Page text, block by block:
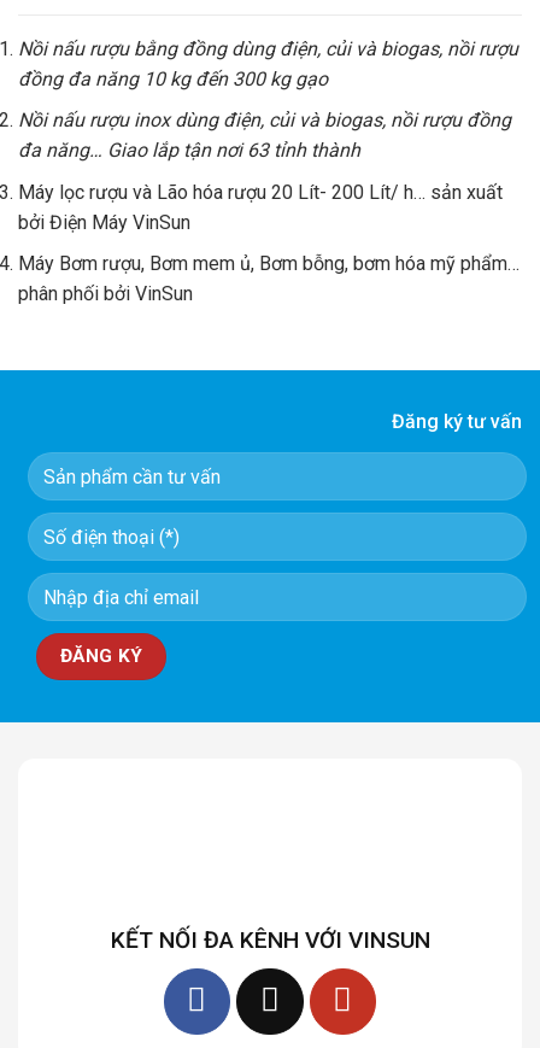
Nồi nấu rượu bằng đồng dùng điện, củi và biogas, nồi rượu
đồng đa năng 10 kg đến 300 kg gạo
Nồi nấu rượu inox dùng điện, củi và biogas, nồi rượu đồng
đa năng… Giao lắp tận nơi 63 tỉnh thành
Máy lọc rượu và Lão hóa rượu 20 Lít- 200 Lít/ h… sản xuất
bởi Điện Máy VinSun
Máy Bơm rượu, Bơm mem ủ, Bơm bỗng, bơm hóa mỹ phẩm…
phân phối bởi VinSun
Đăng ký tư vấn
KẾT NỐI ĐA KÊNH VỚI VINSUN